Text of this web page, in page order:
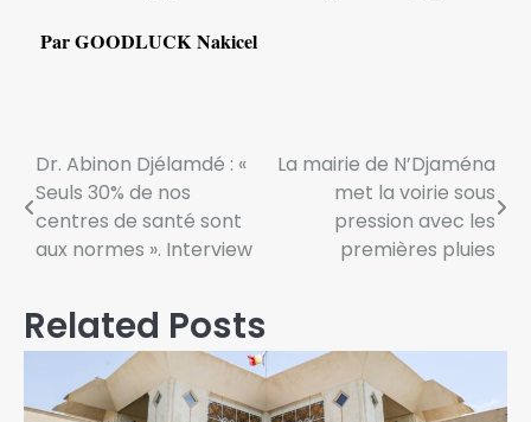
Par GOODLUCK Nakicel
Dr. Abinon Djélamdé : «
Seuls 30% de nos
centres de santé sont
aux normes ». Interview
La mairie de N’Djaména
met la voirie sous
pression avec les
premières pluies
Related Posts